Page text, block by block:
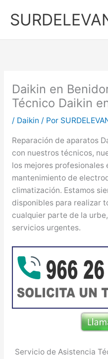
Daikin en
Técnico Daikin
/ Daikin / Por
Reparación de aparatos
con nuestros técnicos,
los mejores profesionales
mantenimiento de
climatización. Estamos
disponibles para realizar
cualquier parte de la
servicios urgentes.
Servicio de Asistencia